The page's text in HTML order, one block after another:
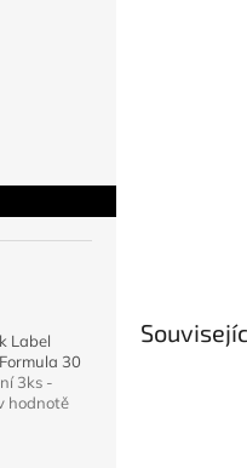
Label
30
3ks -
hodnotě